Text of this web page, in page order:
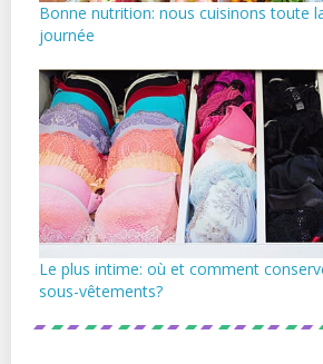
Bonne nutrition: nous cuisinons toute
journée
Le plus intime: où et comment
sous-vêtements?